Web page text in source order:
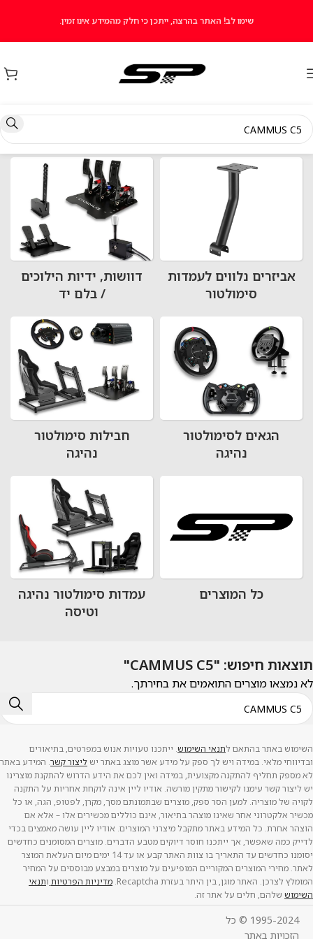
שימו לב! האתר בהרצה, ייתכן כי חלק מהמידע אינו זמין.
עמוד הבית כל המוצרים תוצאות חיפוש עבור “CAMMUS C5”
אביזרים נלווים לעמדות
סימולטור
דוושות, ידיות הילוכים
/ בלם יד
הגאים לסימולטור
נהיגה
חבילות סימולטור
נהיגה
כל המוצרים
עמדות סימולטור נהיגה
וטיסה
תוצאות חיפוש: "CAMMUS C5"
לא נמצאו מוצרים התואמים את בחירתך.
השימוש באתר בהתאם לתנאי השימוש. ייתכנו טעויות אנוש במפרטים, בתיאורים
ובדיווחי מלאי. במידה ויש לך ספק על מידע אשר מוצג באתר יש ליצור קשר. המידע באתר
לא מספק תחליף להתקנה מקצועית, במידה ואין לכם את הידע הדרוש להתקנת מוצרינו
יש ליצור קשר עימנו לקישור מתקין מורשה. אודיו ליין אינה לוקחת אחריות על התקנה
לקויה של מוצריה. למען הסר ספק, מוצרים שבתמונתם מסך, מקרן, לפטופ, הגה, או כל
מכשיר אלקטרוני אחר שאינו מוצהר בתיאור, אינם כוללים מכשירים אלו – אלא אם
הוצהר אחרת. כל המידע באתר מתקבל מיצרני המוצרים. אודיו ליין עושה מאמצים בכדי
לדייק כמה שאפשר, אך ייתכנו חוסר דיוקים מטבע הדברים. מוצרים המסומנים כחדשים
יסומנו כחדשים עד התאריך בו צוות האתר קבע או עד 14 ימים מיום העלאת המוצר
לאתר. מחירי המוצרים המקוריים המופיעים על מוצרים במבצע מבוססים על המחיר
המומלץ לצרכן. האתר מוגן, בין היתר בעזרת Recaptcha.
מדיניות הפרטיות ותנאי
השימוש שלהם, חלים על אתר זה.
1995-2024 © כל
הזכויות באתר